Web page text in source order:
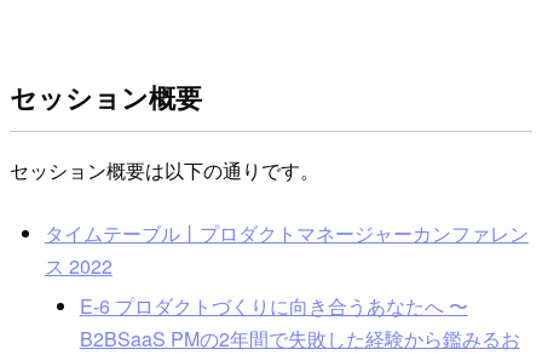
セッション概要
セッション概要は以下の通りです。
タイムテーブル丨プロダクトマネージャーカンファレン
ス 2022
E-6 プロダクトづくりに向き合うあなたへ 〜
B2BSaaS PMの2年間で失敗した経験から鑑みるお